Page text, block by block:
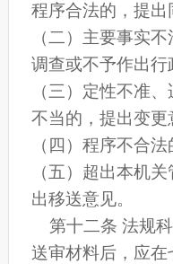
程序合法的，提出
（二）主要事实
调查或不予作出行
（三）定性不准
不当的，提出变更
（四）程序不合
（五）超出本机
出移送意见。
第十二条 法规
送审材料后，应